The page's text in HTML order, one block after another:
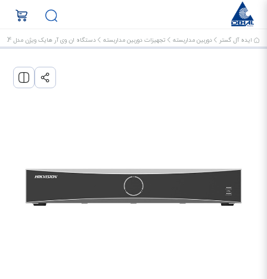
ایده آل گستر دوربین مداربسته تجهیزات دوربین مداربسته دستگاه ان وی آر هایک ویژن مدل DS-7716NXI-K4